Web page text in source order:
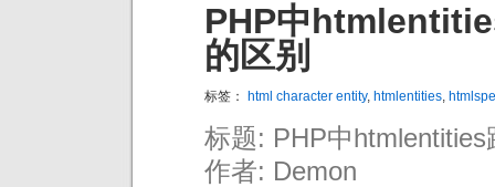
PHP中
的区别
标签： html character entity, htmlentities,
标题: PHP中
作者: Demon